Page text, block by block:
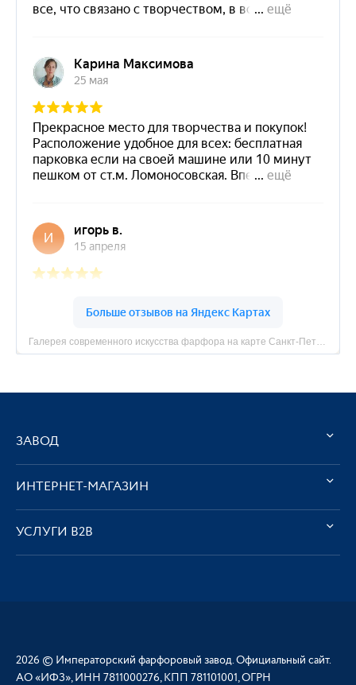
Галерея современного искусства фарфора на карте Санкт‑Петербурга — Яндекс Карты
ЗАВОД
ИНТЕРНЕТ-МАГАЗИН
УСЛУГИ В2В
2026 © Императорский фарфоровый завод. Официальный сайт.
АО «ИФЗ», ИНН 7811000276, КПП 781101001, ОГРН